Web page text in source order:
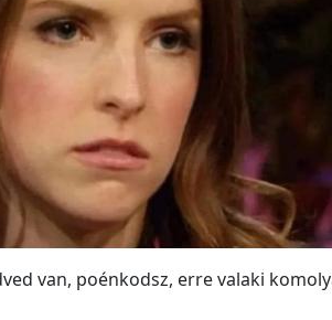
van, poénkodsz, erre valaki